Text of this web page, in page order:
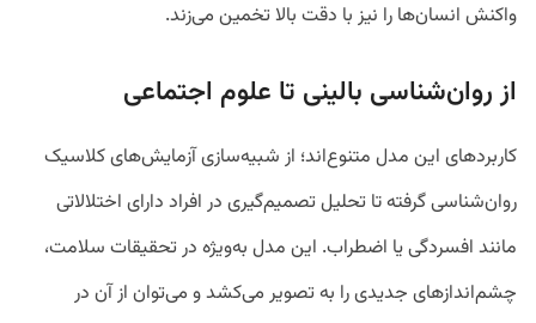
واکنش انسان‌ها را نیز با دقت بالا تخمین می‌زند.
از روان‌شناسی بالینی تا علوم اجتماعی
کاربردهای این مدل متنوع‌اند؛ از شبیه‌سازی آزمایش‌های کلاسیک
روان‌شناسی گرفته تا تحلیل تصمیم‌گیری در افراد دارای اختلالاتی
مانند افسردگی یا اضطراب. این مدل به‌ویژه در تحقیقات سلامت،
چشم‌اندازهای جدیدی را به تصویر می‌کشد و می‌توان از آن در